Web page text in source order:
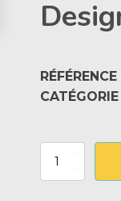
RÉFÉRENCE
CATÉGORIE
quantité